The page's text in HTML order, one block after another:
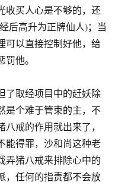
收买人心是不够的，还
后高升为正牌仙人)；当
可以直接控制好他，给
他。
取经项目中的赶妖除
是个难于管束的主，不
戒的作用就出来了，
能得罪，沙和尚这种老
弄猪八戒来排除心中的
，任何的指责都不会放